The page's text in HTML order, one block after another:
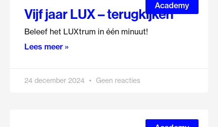
Academy
Vijf jaar LUX – terugkijken
Beleef het LUXtrum in één minuut!
Lees meer »
24 december 2024 Geen reacties